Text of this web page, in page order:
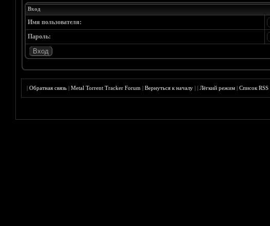
Вход
Имя пользователя:
Пароль:
|Обратная связь |Metal Torrent Tracker Forum |Вернуться к началу ||Лёгкий режим |Список RSS